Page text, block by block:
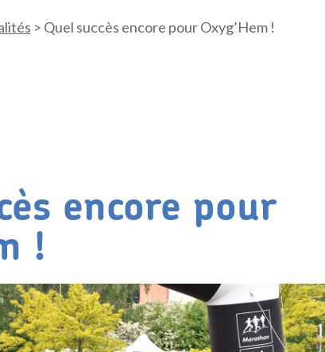
> Quel succès encore pour Oxyg’Hem !
encore pour
!